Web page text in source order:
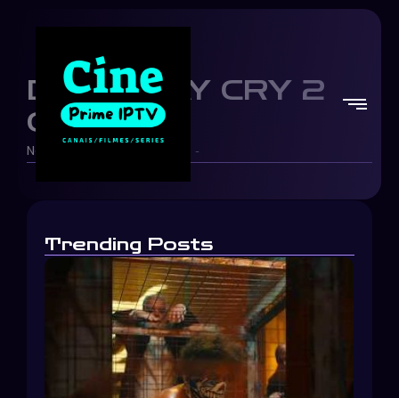
DEVIL MAY CRY 2
CHEGOU.
Netflix Brasil -
Trending Posts